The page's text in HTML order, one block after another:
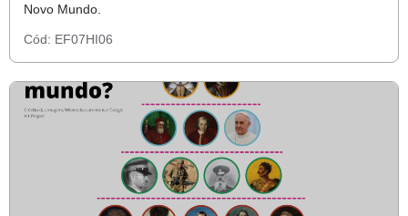
Novo Mundo.
Cód: EF07HI06